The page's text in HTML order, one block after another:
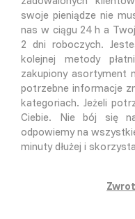
swoje pieniądze nie
nas w ciągu 24 h a
2 dni roboczych.
kolejnej metody
zakupiony asortyment
potrzebne informacje
kategoriach. Jeżeli
Ciebie. Nie bój się
odpowiemy na
minuty dłużej i